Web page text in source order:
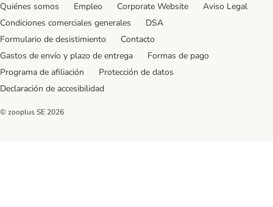
Quiénes somos Empleo Corporate Website
Aviso Legal
Condiciones comerciales generales
DSA
Formulario de desistimiento
Contacto
Gastos de envío y plazo de entrega
Formas de pago
Programa de afiliación
Protección de datos
Declaración de accesibilidad
© zooplus SE 2026